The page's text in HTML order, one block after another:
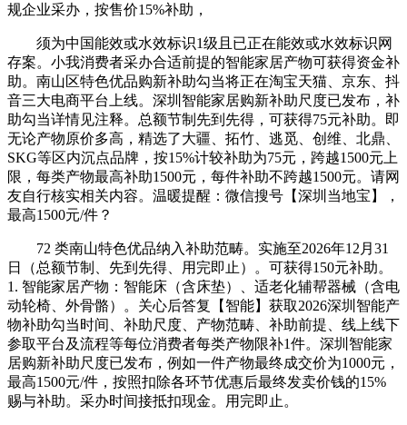
规企业采办，按售价15%补助，
须为中国能效或水效标识1级且已正在能效或水效标识网
存案。小我消费者采办合适前提的智能家居产物可获得资金补
助。南山区特色优品购新补助勾当将正在淘宝天猫、京东、抖
音三大电商平台上线。深圳智能家居购新补助尺度已发布，补
助勾当详情见注释。总额节制先到先得，可获得75元补助。即
无论产物原价多高，精选了大疆、拓竹、逃觅、创维、北鼎、
SKG等区内沉点品牌，按15%计较补助为75元，跨越1500元上
限，每类产物最高补助1500元，每件补助不跨越1500元。请网
友自行核实相关内容。温暖提醒：微信搜号【深圳当地宝】，
最高1500元/件？
72 类南山特色优品纳入补助范畴。实施至2026年12月31
日（总额节制、先到先得、用完即止）。可获得150元补助。
1. 智能家居产物：智能床（含床垫）、适老化辅帮器械（含电
动轮椅、外骨骼）。关心后答复【智能】获取2026深圳智能产
物补助勾当时间、补助尺度、产物范畴、补助前提、线上线下
参取平台及流程等每位消费者每类产物限补1件。深圳智能家
居购新补助尺度已发布，例如一件产物最终成交价为1000元，
最高1500元/件，按照扣除各环节优惠后最终发卖价钱的15%
赐与补助。采办时间接抵扣现金。用完即止。